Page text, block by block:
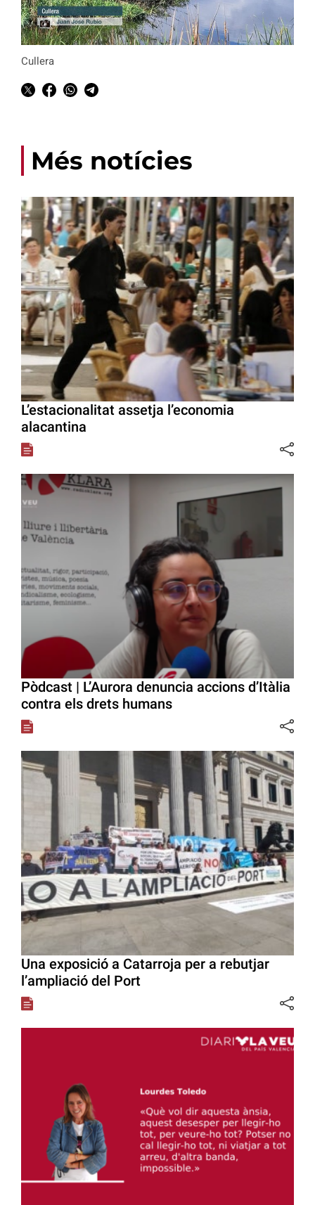
Cullera
Més notícies
L’estacionalitat assetja l’economia
alacantina
Pòdcast | L’Aurora denuncia accions d’Itàlia
contra els drets humans
Una exposició a Catarroja per a rebutjar
l’ampliació del Port